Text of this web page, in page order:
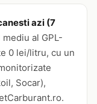
azi (7
al GPL-
0 lei/litru, cu un
Socar),